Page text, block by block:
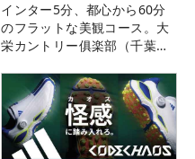
インター5分、都心から60分
のフラットな美観コース。大
栄カントリー俱楽部（千葉